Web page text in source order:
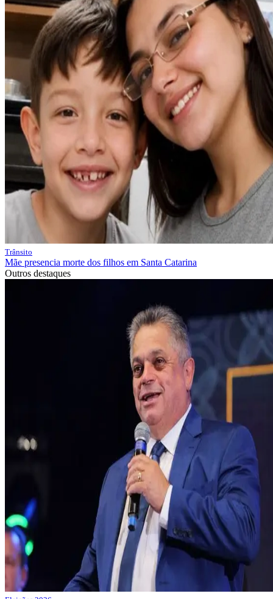
Trânsito
Mãe presencia morte dos filhos em Santa Catarina
Outros destaques